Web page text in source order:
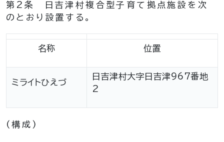
第2条
日吉津村複合型子育て拠点施設を次
のとおり設置する。
名称 位置
ミライトひえづ
日吉津村大字日吉津967番地
2
(構成)